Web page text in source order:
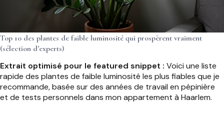
Top 10 des plantes de faible luminosité qui prospèrent vraiment
(sélection d’experts)
Extrait optimisé pour le featured snippet : Voici une liste
rapide des plantes de faible luminosité les plus fiables que je
recommande, basée sur des années de travail en pépinière
et de tests personnels dans mon appartement à Haarlem.